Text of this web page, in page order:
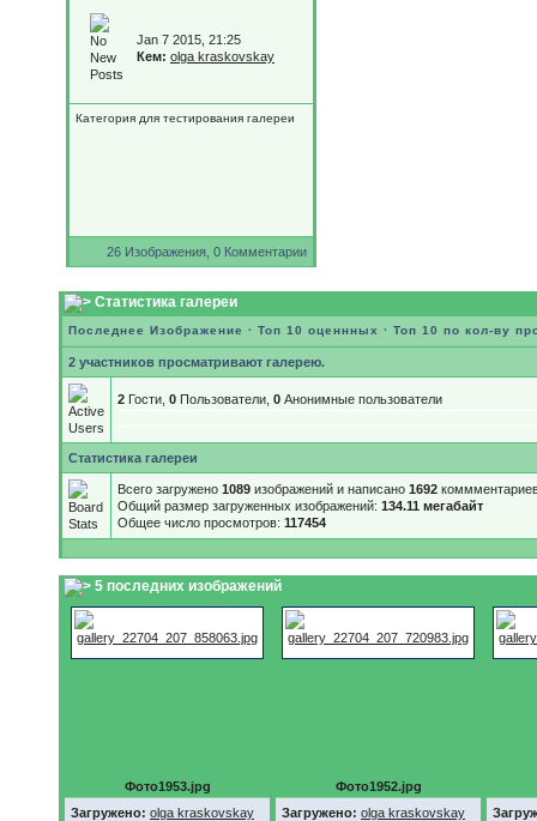
Jan 7 2015, 21:25
Кем: olga kraskovskay
Категория для тестирования галереи
26 Изображения, 0 Комментарии
Статистика галереи
Последнее Изображение · Топ 10 оценнных · Топ 10 по кол-ву
2 участников просматривают галерею.
2 Гости, 0 Пользователи, 0 Анонимные пользователи
Статистика галереи
Всего загружено 1089 изображений и написано 1692
Общий размер загруженных изображений: 134.11 мегабайт
Общее число просмотров: 117454
5 последних изображений
Фото1953.jpg
Загружено: olga kraskovskay
Фото1952.jpg
Загружено: olga kraskovskay